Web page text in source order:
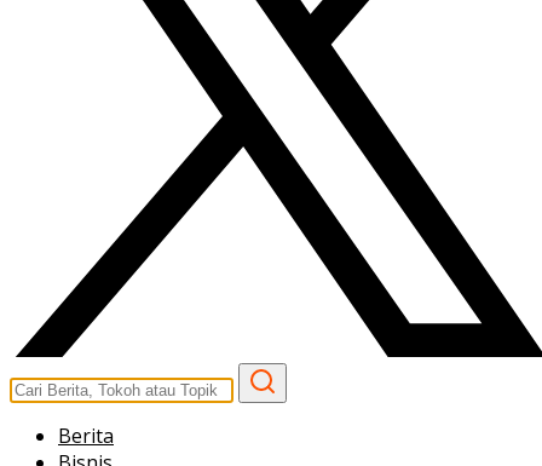
Berita